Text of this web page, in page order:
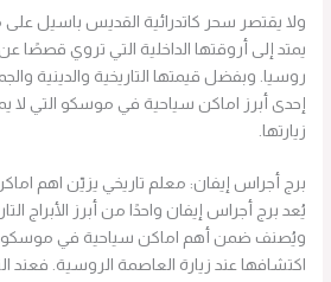
ولا يقتصر سحر كاتدرائية القديس باسيل
يمتد إلى أروقتها الداخلية التي تروي قصصًا
روسيا. وبفضل قيمتها التاريخية والدينية
إحدى أبرز اماكن سياحية في موسكو التي لا
زيارتها.
برج أجراس إيفان: معلم تاريخي يزيّن اهم
يُعد برج أجراس إيفان واحدًا من أبرز الأبراج
ويُصنف ضمن أهم اماكن سياحية في موسكو
اكتشافها عند زيارة العاصمة الروسية. فعند